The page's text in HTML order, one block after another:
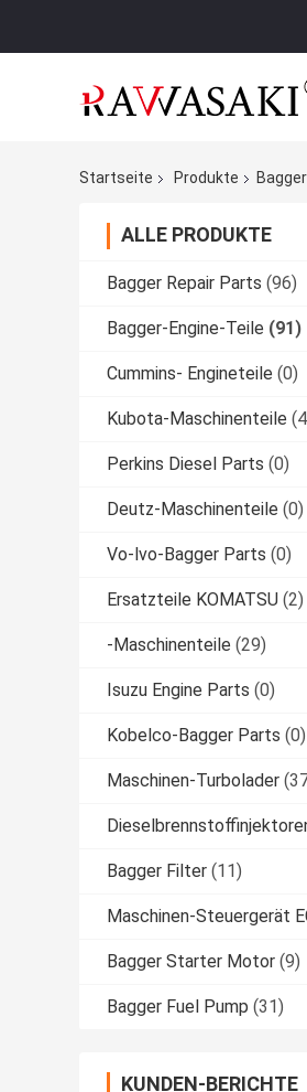
Startseite
Produkte
ALLE PRODUKTE
Bagger Repair Parts (96)
Bagger-Engine-Teile (91)
Cummins- Engineteile (0)
Kubota-Maschinenteile
Perkins Diesel Parts (0)
Deutz-Maschinenteile (0)
Vo-lvo-Bagger Parts (0)
Ersatzteile KOMATSU (2)
-Maschinenteile (29)
Isuzu Engine Parts (0)
Kobelco-Bagger Parts (0)
Maschinen-Turbolader
Bagger Filter (11)
Maschinen-Steuergerät
Bagger Starter Motor (9)
Bagger Fuel Pump (31)
KUNDEN-BERICHTE